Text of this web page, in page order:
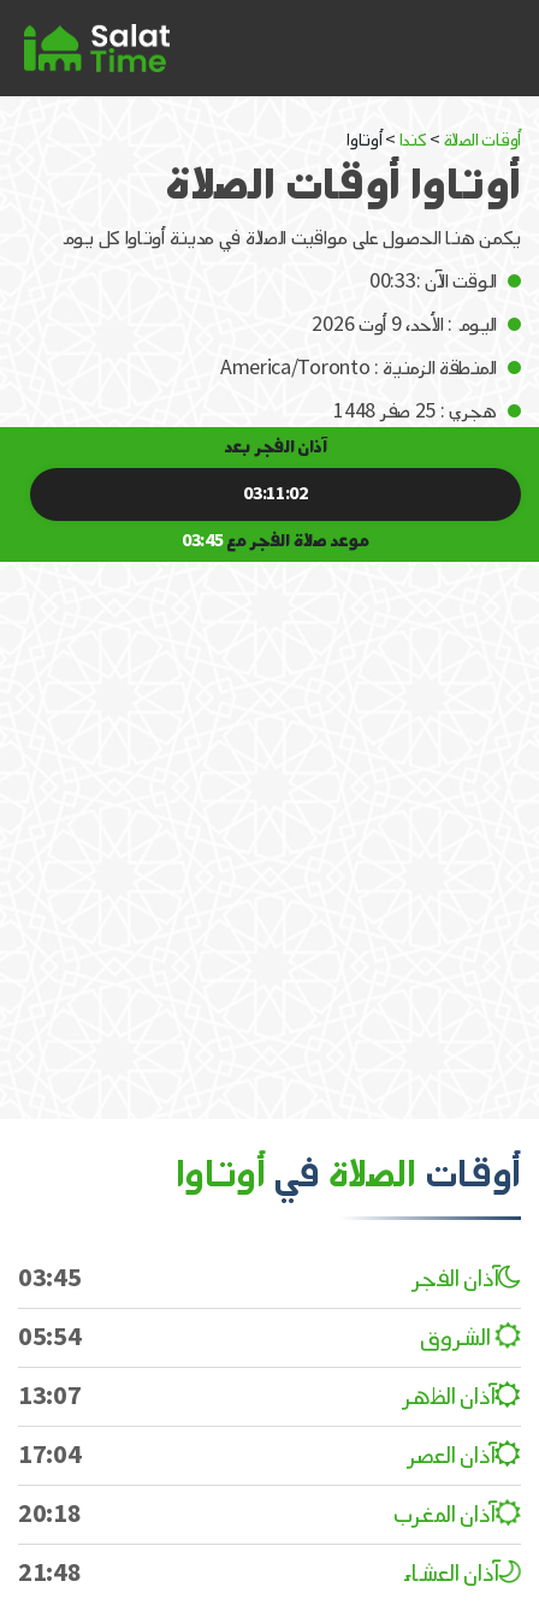
أوقات الصلاة > كندا > أوتاوا
أوتاوا أوقات الصلاة
يكمن هنا الحصول على مواقيت الصلاة في مدينة أوتاوا كل يوم
الوقت الآن :00:33
اليوم : الأحد، 9 أوت 2026
المنطقة الزمنية : America/Toronto
هجري : 25 صفر 1448
آذان الفجر بعد
03:11:02
موعد صلاة الفجر مع03:45
أوقات الصلاة في أوتاوا
آذان الفجر
03:45
الشروق
05:54
آذان الظهر
13:07
آذان العصر
17:04
آذان المغرب
20:18
آذان العشاء
21:48